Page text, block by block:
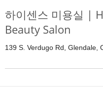
하이센스 미용실 |
Beauty Salon
139 S. Verdugo Rd, Glendale,